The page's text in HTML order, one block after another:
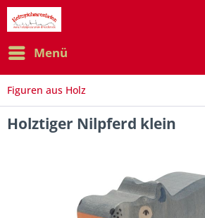
Menü
Figuren aus Holz
Holztiger Nilpferd klein